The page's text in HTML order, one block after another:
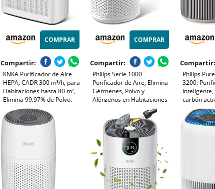
COMPRAR
Compartir:
KNKA Purificador de Aire
HEPA, CADR 300 m³/h, para
Habitaciones hasta 80 m²,
Elimina 99,97% de Polvo,
Polen y Olores, Sensor
Inteligente, Modo Auto y
Reposo, Ideal para
(APH3000)
COMPRAR
Compartir:
Philips Serie 1000
Purificador de Aire, Elimina
Gérmenes, Polvo y
Alérgenos en Habitaciones
de hasta 78 m², CADR 300
m³/h, Modo de Reposo
(AC1711/10)
Compartir:
Philips
3200:
inteligente,
carbón
m³/h para
99,97% de